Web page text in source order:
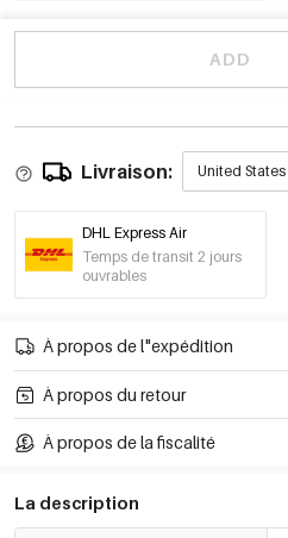
ADD
Livraison: United States
DHL Express Air
Temps de transit 2 jours
ouvrables
À propos de l"expédition
À propos du retour
À propos de la fiscalité
La description